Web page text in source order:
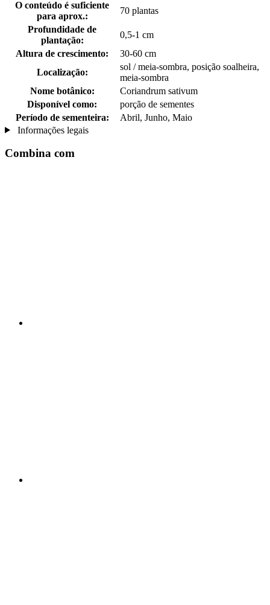
O conteúdo é suficiente
para aprox.:
70 plantas
Profundidade de
plantação:
0,5-1 cm
Altura de crescimento:
30-60 cm
Localização:
sol / meia-sombra, posição soalheira,
meia-sombra
Nome botânico:
Coriandrum sativum
Disponível como:
porção de sementes
Período de sementeira:
Abril, Junho, Maio
Informações legais
Combina com